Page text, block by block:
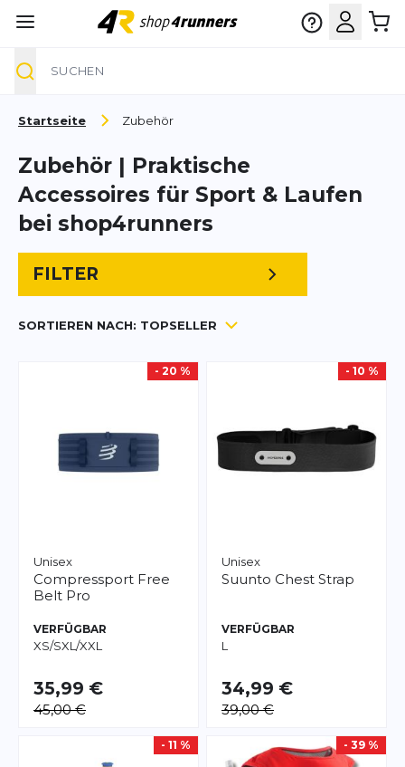
Startseite Zubehör
Zubehör | Praktische
Accessoires für Sport & Laufen
bei shop4runners
FILTER
SORTIEREN NACH: TOPSELLER
- 20 %
Unisex
Compressport Free
Belt Pro
VERFÜGBAR
XS/SXL/XXL
35,99 €
45,00 €
- 10 %
Unisex
Suunto Chest Strap
VERFÜGBAR
L
34,99 €
39,00 €
- 11 % - 39 %